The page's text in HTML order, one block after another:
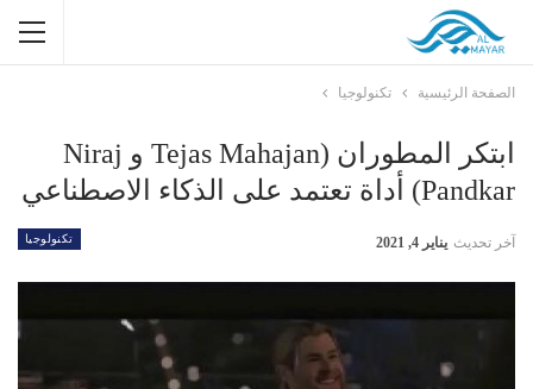
الصفحة الرئيسية تكنولوجيا
ابتكر المطوران (Tejas Mahajan و Niraj
Pandkar) أداة تعتمد على الذكاء الاصطناعي
تكنولوجيا آخر تحديث يناير 4, 2021